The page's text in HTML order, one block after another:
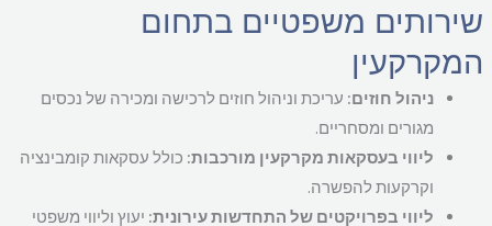
משפטיים בתחום
ניהול חוזים:עריכת וניהול חוזים לרכישה ומכירה של נכסים
מגורים ומסחריים.
ליווי בעסקאות מקרקעין מורכבות:כולל עסקאות קומבינציה
וקרקעות להפשרה.
ליווי בפרויקטים של התחדשות עירונית:יעוץ וליווי משפטי